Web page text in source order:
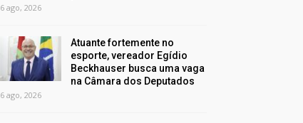
6 ago, 2026
Atuante fortemente no
esporte, vereador Egídio
Beckhauser busca uma vaga
na Câmara dos Deputados
6 ago, 2026